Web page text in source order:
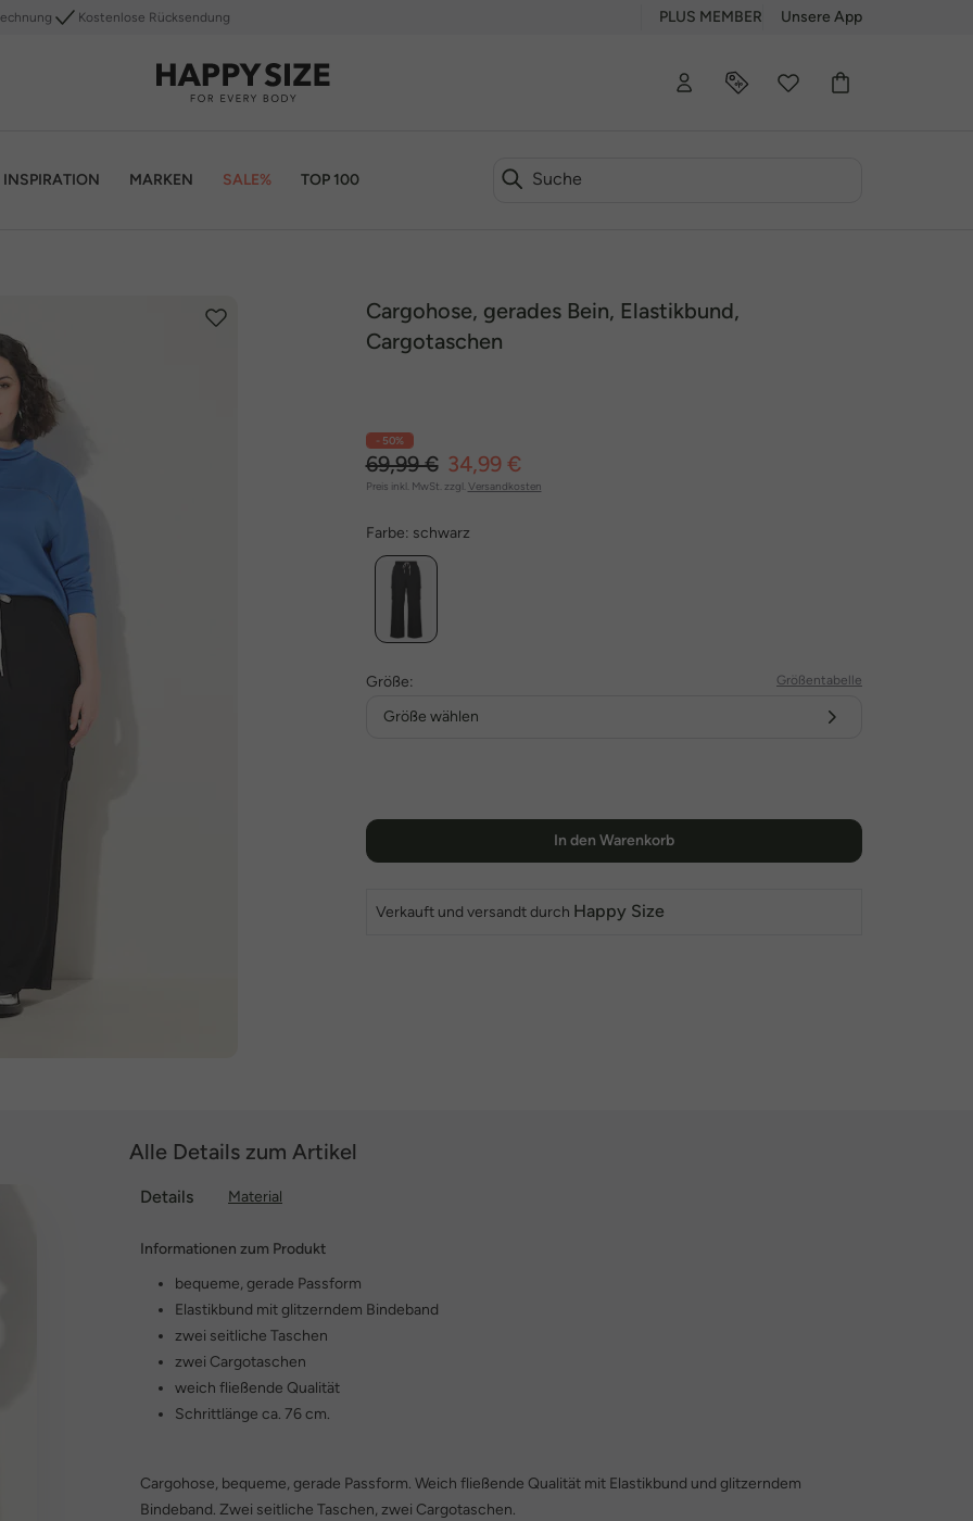
Kostenlose Rücksendung PLUS MEMBER Unsere App
INSPIRATION MARKEN SALE% TOP 100
Cargohose, gerades Bein, Elastikbund,
Cargotaschen
- 50%
69,99 € 34,99 €
Preis inkl. MwSt. zzgl. Versandkosten
Farbe: schwarz
Größe: Größentabelle
Größe wählen
In den Warenkorb
Verkauft und versandt durch Happy Size
Alle Details zum Artikel
Details Material
Informationen zum Produkt
bequeme, gerade Passform
Elastikbund mit glitzerndem Bindeband
zwei seitliche Taschen
zwei Cargotaschen
weich fließende Qualität
Schrittlänge ca. 76 cm.
Cargohose, bequeme, gerade Passform. Weich fließende Qualität mit Elastikbund und glitzerndem
Bindeband. Zwei seitliche Taschen, zwei Cargotaschen.